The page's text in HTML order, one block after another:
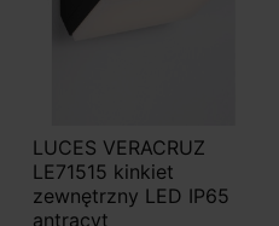
LUCES VERACRUZ
LE71515 kinkiet
zewnętrzny LED IP65
antracyt